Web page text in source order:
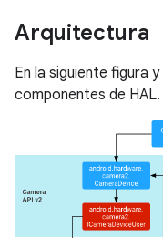
Arquitectura
En la siguiente figura
componentes de HAL.